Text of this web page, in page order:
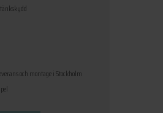
och montage i Stockholm